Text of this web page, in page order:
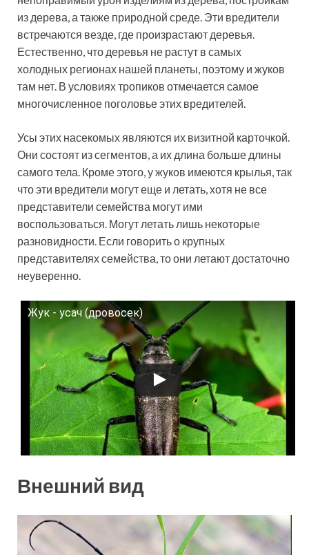
из дерева, а также природной среде. Эти вредители
встречаются везде, где произрастают деревья.
Естественно, что деревья не растут в самых
холодных регионах нашей планеты, поэтому и жуков
там нет. В условиях тропиков отмечается самое
многочисленное поголовье этих вредителей.
Усы этих насекомых являются их визитной карточкой.
Они состоят из сегментов, а их длина больше длины
самого тела. Кроме этого, у жуков имеются крылья, так
что эти вредители могут еще и летать, хотя не все
представители семейства могут ими
воспользоваться. Могут летать лишь некоторые
разновидности. Если говорить о крупных
представителях семейства, то они летают достаточно
неуверенно.
Жук - усач (дровосек)
Смотрите это видео на YouTube
Внешний вид